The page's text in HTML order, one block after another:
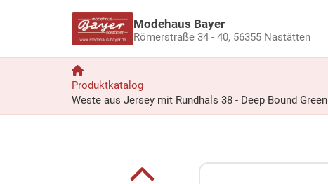
Modehaus Bayer
Römerstraße 34 - 40, 56355 Nastätten
Produktkatalog
Weste aus Jersey mit Rundhals 38 - Deep Bound Green
Zur Produktbeschreibung springen